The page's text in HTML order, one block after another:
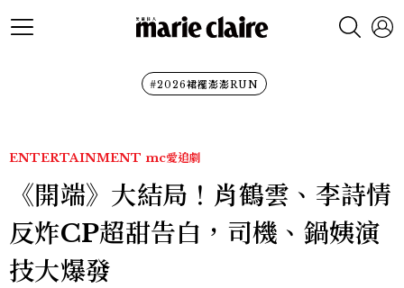
#2026裙襬澎澎RUN
ENTERTAINMENT mc愛追劇
《開端》大結局！肖鶴雲、李詩情
反炸CP超甜告白，司機、鍋姨演
技大爆發